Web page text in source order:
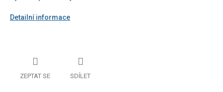
Detailní informace
ZEPTAT SE SDÍLET